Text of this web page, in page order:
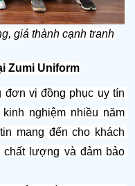
giá thành cạnh tranh
Zumi Uniform
đơn vị đồng phục uy tín
nghiệm nhiều năm
mang đến cho khách
chất lượng và đảm bảo